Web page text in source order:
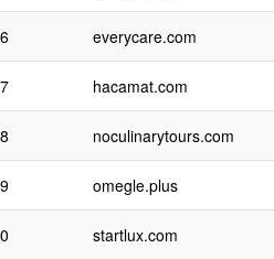
everycare.com
hacamat.com
noculinarytours.com
omegle.plus
startlux.com